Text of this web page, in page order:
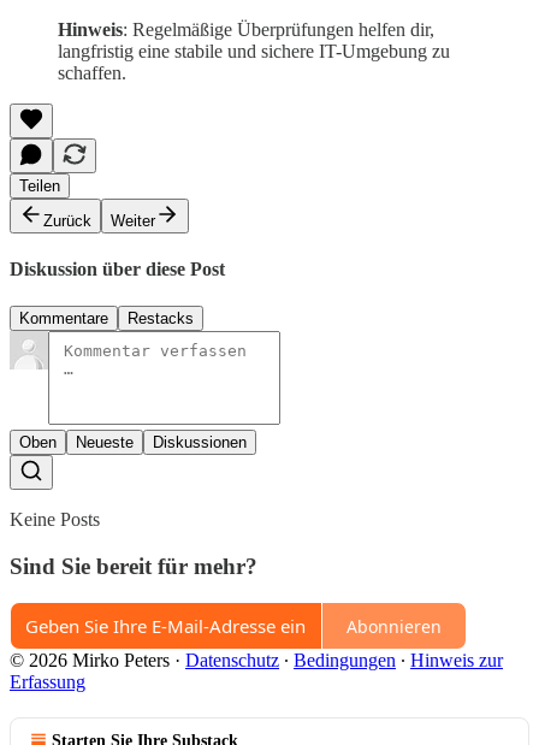
Hinweis: Regelmäßige Überprüfungen helfen dir,
langfristig eine stabile und sichere IT-Umgebung zu
schaffen.
Teilen
Zurück
Weiter
Diskussion über diese Post
Kommentare Restacks
Oben Neueste Diskussionen
Keine Posts
Sind Sie bereit für mehr?
Abonnieren
© 2026 Mirko Peters · Datenschutz ∙ Bedingungen ∙ Hinweis zur
Erfassung
Starten Sie Ihre Substack